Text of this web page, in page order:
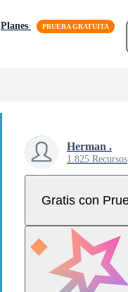
Planes
Herman .
1.825 Recursos
Gratis con